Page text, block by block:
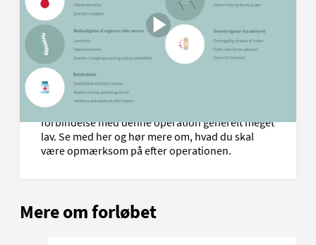
Risici og komplikationer ved
operationen
Som ved alle andre indgreb, er der også nogle
eventuelle komplikationer forbundet med
indoperationen af en smerteelektrode. Heldigvis
er risikoen for alvorlige komplikationer i
forbindelse med denne operation generelt meget
lav. Se med her og hør mere om, hvad du skal
være opmærksom på efter operationen.
Mere om forløbet